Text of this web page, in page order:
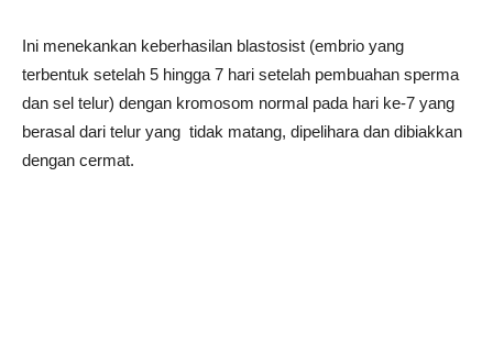
Ini menekankan keberhasilan blastosist (embrio yang
terbentuk setelah 5 hingga 7 hari setelah pembuahan sperma
dan sel telur) dengan kromosom normal pada hari ke-7 yang
berasal dari telur yang tidak matang, dipelihara dan dibiakkan
dengan cermat.